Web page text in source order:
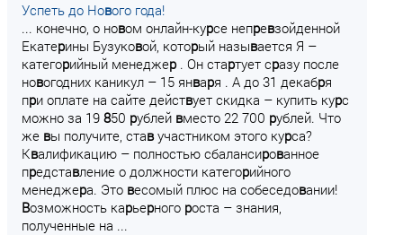
Успеть до Нового года!
... конечно, о новом онлайн-курсе непревзойденной
Екатерины Бузуковой, который называется Я –
категорийный менеджер. Он стартует сразу после
новогодних каникул – 15 января . А до 31 декабря
при оплате на сайте действует скидка – купить курс
можно за 19 850 рублей вместо 22 700 рублей. Что
же вы получите, ставучастником этого курса?
Квалификацию – полностью сбалансированное
представление о должности категорийного
менеджера. Это весомый плюс на собеседовании!
Возможность карьерного роста – знания,
полученные на ...